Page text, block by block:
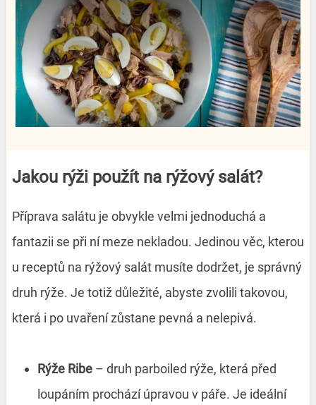
Jakou rýži použít na rýžový salát?
Příprava salátu je obvykle velmi jednoduchá a
fantazii se při ní meze nekladou. Jedinou věc, kterou
u receptů na rýžový salát musíte dodržet, je správný
druh rýže. Je totiž důležité, abyste zvolili takovou,
která i po uvaření zůstane pevná a nelepivá.
Rýže Ribe– druh parboiled rýže, která před
loupáním prochází úpravou v páře. Je ideální